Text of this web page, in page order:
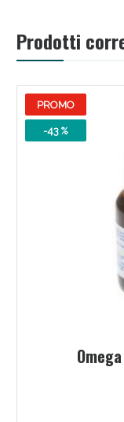
Prodotti
PROMO
-43 %